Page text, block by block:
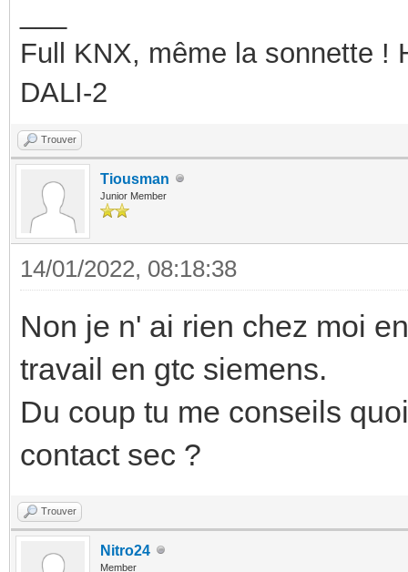
Full KNX, même la sonnette !
DALI-2
Trouver
Tiousman
Junior Member
14/01/2022, 08:18:38
Non je n' ai rien chez moi
travail en gtc siemens.
Du coup tu me conseils
contact sec ?
Trouver
Nitro24
Member